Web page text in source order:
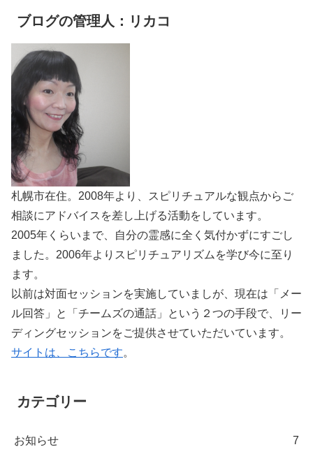
ブログの管理人：リカコ
札幌市在住。2008年より、スピリチュアルな観点からご
相談にアドバイスを差し上げる活動をしています。
2005年くらいまで、自分の霊感に全く気付かずにすごし
ました。2006年よりスピリチュアリズムを学び今に至り
ます。
以前は対面セッションを実施していましが、現在は「メー
ル回答」と「チームズの通話」という２つの手段で、リー
ディングセッションをご提供させていただいています。
サイトは、こちらです。
カテゴリー
お知らせ 7